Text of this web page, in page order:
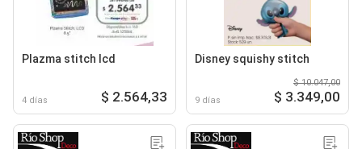
Plazma stitch lcd
4 días $ 2.564,33
Disney squishy stitch
9 días
$ 10.047,00
$ 3.349,00